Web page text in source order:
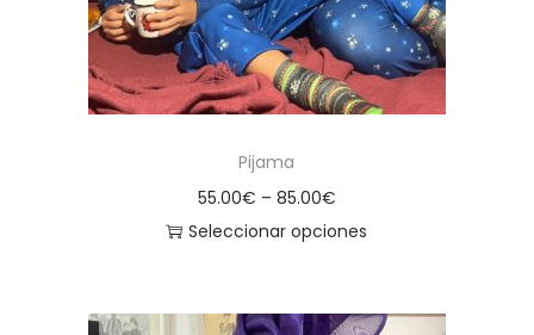
Pijama
55.00€ – 85.00€
Seleccionar opciones